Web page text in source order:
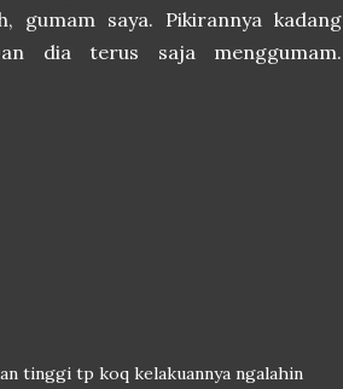
gumam saya. Pikirannya kadang
dia terus saja menggumam.
tinggi tp koq kelakuannya ngalahin